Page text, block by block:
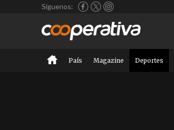
Síguenos:
País Magazine Deportes